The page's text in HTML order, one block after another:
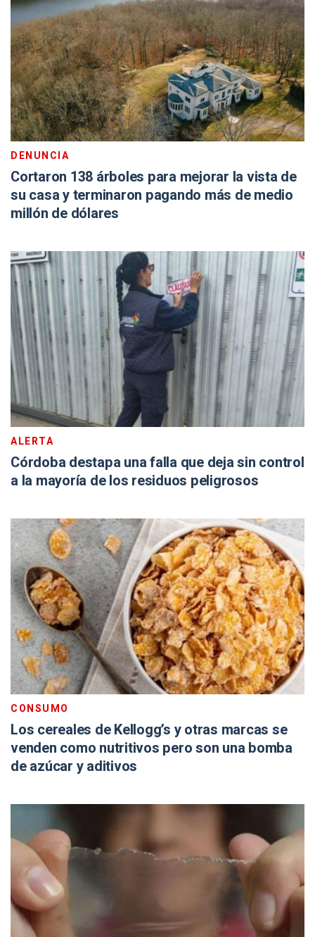
DENUNCIA
Cortaron 138 árboles para mejorar la vista de
su casa y terminaron pagando más de medio
millón de dólares
ALERTA
Córdoba destapa una falla que deja sin control
a la mayoría de los residuos peligrosos
CONSUMO
Los cereales de Kellogg’s y otras marcas se
venden como nutritivos pero son una bomba
de azúcar y aditivos